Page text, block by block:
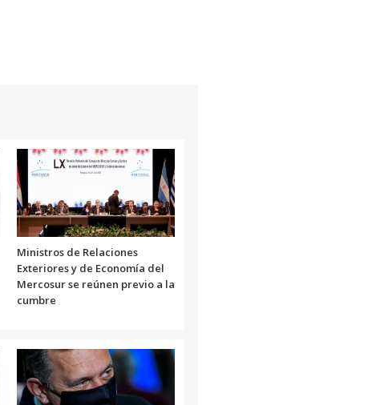
Ministros de Relaciones
Exteriores y de Economía del
Mercosur se reúnen previo a la
cumbre